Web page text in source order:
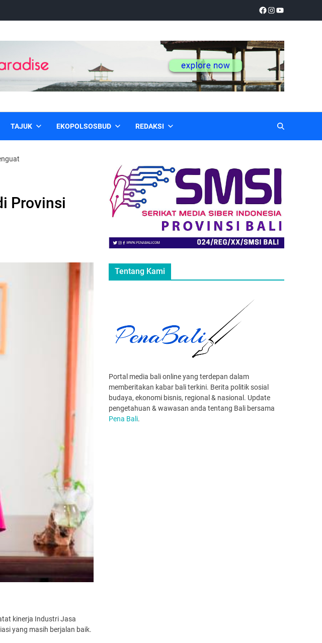
TAJUK EKOPOLSOSBUD REDAKSI
Provinsi
kinerja Industri Jasa
yang masih berjalan baik.
Tentang Kami
Portal media bali online yang terdepan dalam
memberitakan kabar bali terkini. Berita politik sosial
budaya, ekonomi bisnis, regional & nasional. Update
pengetahuan & wawasan anda tentang Bali bersama
Pena Bali.